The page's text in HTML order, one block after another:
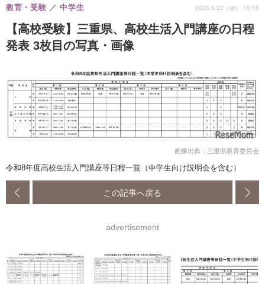
【高校受験】三重県、高校生活入門講座の日程
発表 3枚目の写真・画像
教育・受験 中学生 2026.5.22（金） 15:15
画像出典：三重県教育委員会
令和8年度高校生活入門講座等日程一覧（中学生向け説明会を含む）
この記事へ戻る
advertisement